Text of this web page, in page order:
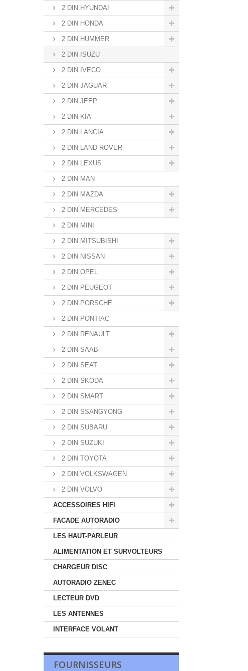
2 DIN HYUNDAI
2 DIN HONDA
2 DIN HUMMER
2 DIN ISUZU
2 DIN IVECO
2 DIN JAGUAR
2 DIN JEEP
2 DIN KIA
2 DIN LANCIA
2 DIN LAND ROVER
2 DIN LEXUS
2 DIN MAN
2 DIN MAZDA
2 DIN MERCEDES
2 DIN MINI
2 DIN MITSUBISHI
2 DIN NISSAN
2 DIN OPEL
2 DIN PEUGEOT
2 DIN PORSCHE
2 DIN PONTIAC
2 DIN RENAULT
2 DIN SAAB
2 DIN SEAT
2 DIN SKODA
2 DIN SMART
2 DIN SSANGYONG
2 DIN SUBARU
2 DIN SUZUKI
2 DIN TOYOTA
2 DIN VOLKSWAGEN
2 DIN VOLVO
ACCESSOIRES HIFI
FACADE AUTORADIO
LES HAUT-PARLEUR
ALIMENTATION ET SURVOLTEURS
CHARGEUR DISC
AUTORADIO ZENEC
LECTEUR DVD
LES ANTENNES
INTERFACE VOLANT
FOURNISSEURS